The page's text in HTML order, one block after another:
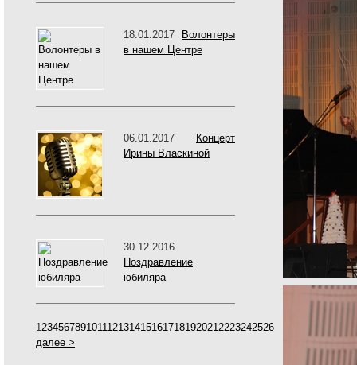
18.01.2017 Волонтеры
в нашем Центре
06.01.2017 Концерт
Ирины Власкиной
30.12.2016
Поздравление
юбиляра
1 23456789101112131415161718192021 2223242526
далее >